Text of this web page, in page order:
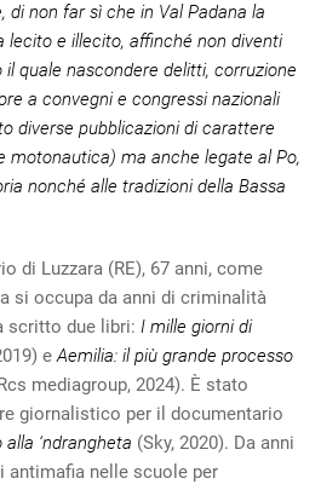
non far sì che in Val Padana la
lecito e illecito, affinché non diventi
quale nascondere delitti, corruzione
a convegni e congressi nazionali
diverse pubblicazioni di carattere
motonautica) ma anche legate al Po,
nonché alle tradizioni della Bassa
di Luzzara (RE), 67 anni, come
si occupa da anni di criminalità
scritto due libri: I mille giorni di
eAemilia: il più grande processo
mediagroup, 2024). È stato
giornalistico per il documentario
‘ndrangheta (Sky, 2020). Da anni
nelle scuole per